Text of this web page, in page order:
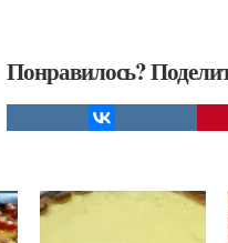
Понравилось?